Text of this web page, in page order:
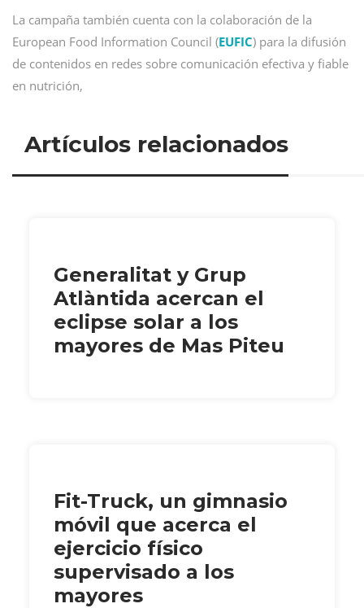
La campaña también cuenta con la colaboración de la
European Food Information Council (EUFIC) para la difusión
de contenidos en redes sobre comunicación efectiva y fiable
en nutrición,
Artículos relacionados
Generalitat y Grup
Atlàntida acercan el
eclipse solar a los
mayores de Mas Piteu
Fit-Truck, un gimnasio
móvil que acerca el
ejercicio físico
supervisado a los
mayores